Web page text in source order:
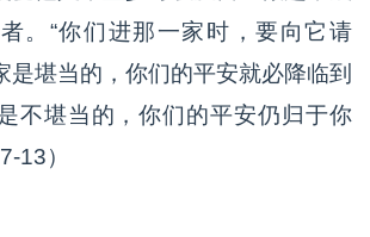
。“你们进那一家时，要向它请
是堪当的，你们的平安就必降临到
不堪当的，你们的平安仍归于你
13）